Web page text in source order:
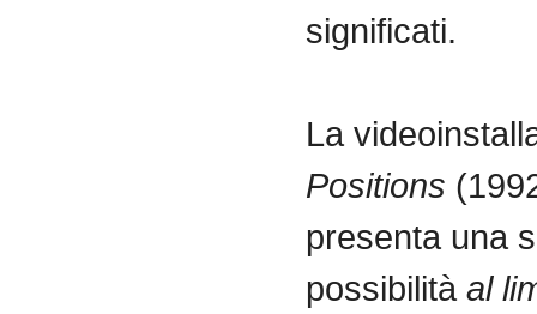
significati.
La
Positions
presenta una
possibilità al